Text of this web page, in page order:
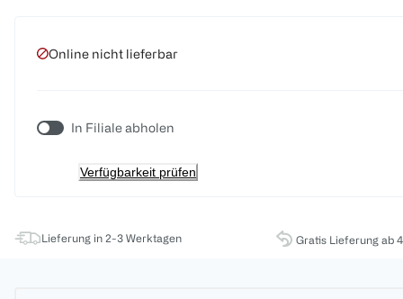
Online nicht lieferbar
In Filiale abholen
Verfügbarkeit prüfen
Lieferung in 2-3 Werktagen Gratis Lieferung ab